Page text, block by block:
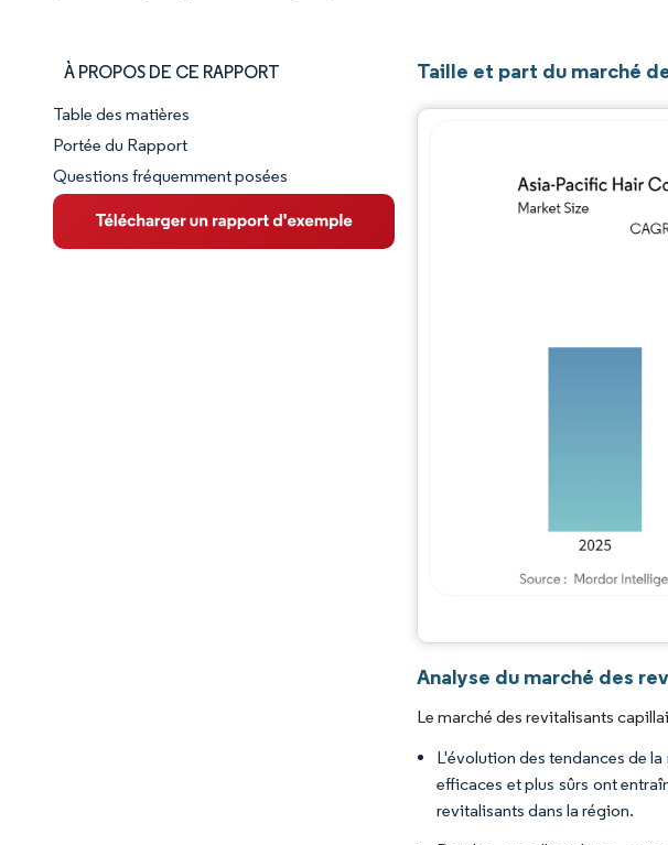
À PROPOS DE CE RAPPORT
Aperçu du marché
VUE D’ENSEMBLE DU MARCHÉ
Principales tendances du marché
Table des matières
Portée du Rapport
Questions fréquemment posées
Taille et part du marché
Analyse du marché des
Le marché des revitalisants
L'évolution des tendances de
efficaces et plus sûrs ont
revitalisants dans la région.